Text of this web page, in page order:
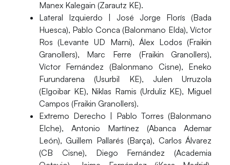
Manex Kalegain (Zarautz KE).
Lateral Izquierdo | José Jorge Florís (Bada
Huesca), Pablo Conca (Balonmano Elda), Víctor
Ros (Levante UD Marni), Álex Lodos (Fraikin
Granollers), Marc Ferre (Fraikin Granollers),
Víctor Fernández (Balonmano Cisne), Eneko
Furundarena (Usurbil KE), Julen Urruzola
(Elgoibar KE), Niklas Ramis (Urduliz KE), Miguel
Campos (Fraikin Granollers).
Extremo Derecho | Pablo Torres (Balonmano
Elche), Antonio Martínez (Abanca Ademar
León), Guillem Pallarés (Barça), Carlos Álvarez
(CB Cisne), Diego Fernández (Academia